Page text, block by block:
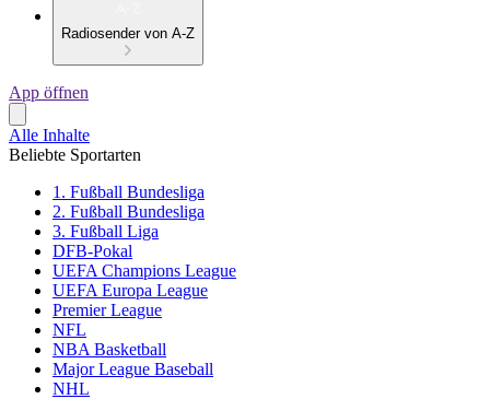
Radiosender von A-Z
App öffnen
Alle Inhalte
Beliebte Sportarten
1. Fußball Bundesliga
2. Fußball Bundesliga
3. Fußball Liga
DFB-Pokal
UEFA Champions League
UEFA Europa League
Premier League
NFL
NBA Basketball
Major League Baseball
NHL